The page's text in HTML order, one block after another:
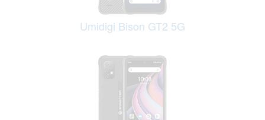
Umidigi Bison GT2 5G